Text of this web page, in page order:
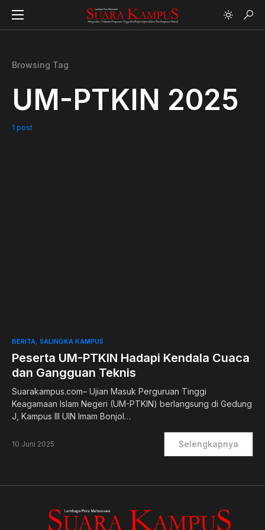
Browsing Tag
UM-PTKIN 2025
1 post
BERITA SALINGKA KAMPUS
Peserta UM-PTKIN Hadapi Kendala Cuaca
dan Gangguan Teknis
Suarakampus.com– Ujian Masuk Perguruan Tinggi
Keagamaan Islam Negeri (UM-PTKIN) berlangsung di Gedung
J, Kampus III UIN Imam Bonjol…
10 Juni 2025 Selengkapnya